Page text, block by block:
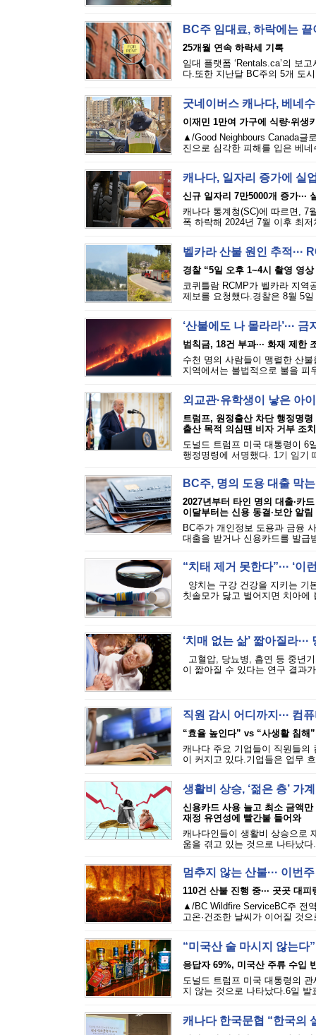
BC주 임대료, 하락에는
25개월 연속 하락세 기록
임대 플랫폼 ‘Rentals.ca’의 보
다.또한 지난달 BC주의 5개 도
굿네이버스 캐나다, 베네
이재민 1만여 가구에 식량·위생
▲/Good Neighbours Canada글
진으로 심각한 피해를 입은 베
캐나다, 일자리 증가에 실
신규 일자리 7만5000개 증가···
캐나다 통계청(SC)에 따르면, 7
폭 하락해 2024년 7월 이후 최
벨카라 산불 원인 추적···
경찰 “5일 오후 1~4시 촬영 영상
코퀴틀람 RCMP가 벨카라 지역
제보를 요청했다.경찰은 8월 5
‘산불에도 나 몰라라’···
범칙금, 18건 부과··· 화재 제한
수천 명의 사람들이 맹렬한 산
지역에서는 불법적으로 불을 피
외교관·유학생이 낳은 아
트럼프, 원정출산 차단 행정명령
출산 목적 의심땐 비자 거부 조치
도널드 트럼프 미국 대통령이 6
행정명령에 서명했다. 1기 임기
BC주, 명의 도용 대출 막
2027년부터 타인 명의 대출·카
이달부터는 신용 동결·보안 알
BC주가 개인정보 도용과 금융
대출을 받거나 신용카드를 발급
“치태 제거 못한다”··· ‘
양치는 구강 건강을 지키는 기
칫솔모가 닳고 벌어지면 치아에
‘치매 없는 삶’ 짧아질라
고혈압, 당뇨병, 흡연 등 중년
이 짧아질 수 있다는 연구 결과
직원 감시 어디까지··· 컴
“효율 높인다” vs “사생활 침해”
캐나다 주요 기업들이 직원들의
이 커지고 있다.기업들은 업무
생활비 상승, ‘젊은 층’ 가
신용카드 사용 늘고 최소 금액만
재정 유연성에 빨간불 들어와
캐나다인들이 생활비 상승으로
움을 겪고 있는 것으로 나타났
멈추지 않는 산불··· 이번
110건 산불 진행 중··· 곳곳 대피
▲/BC Wildfire ServiceBC주 전
고온·건조한 날씨가 이어질 것
“미국산 술 마시지 않는다
응답자 69%, 미국산 주류 수입
도널드 트럼프 미국 대통령의
지 않는 것으로 나타났다.6일
캐나다 한국문협 “한국의